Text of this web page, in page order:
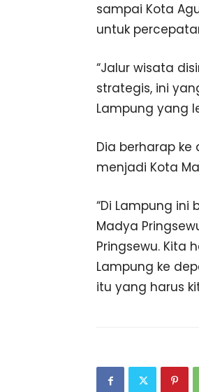
sampai Kota
untuk
“Jalur wisata
strategis, ini
Lampung yang
Dia berharap ke
menjadi Kota
“Di Lampung
Madya
Pringsewu. Kita
Lampung ke
itu yang harus